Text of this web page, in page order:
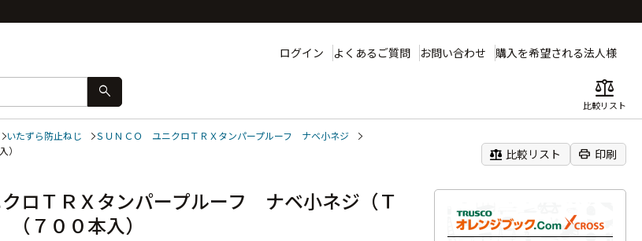
ログイン よくあるご質問 お問い合わせ 購入を希望される法人様
search balance
比較リスト
いたずら防止ねじ
ＳＵＮＣＯ ユニクロＴＲＸタンパープルーフ ナベ小ネジ
）
balance 比較リスト print 印刷
ロＴＲＸタンパープルーフ ナベ小ネジ（Ｔ
７００本入）